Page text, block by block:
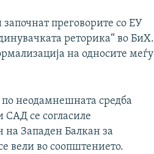
преговорите со ЕУ
реторика“ во БиХ.
на односите меѓу
по неодамнешната средба
се согласиле
на Западен Балкан за
вели во соопштението.